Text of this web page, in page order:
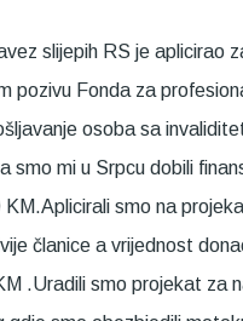
slijepih RS je aplicirao
pozivu Fonda za
osoba sa
smo mi u Srpcu dobili
smo na
članice a vrijednost
.Uradili smo projekat za